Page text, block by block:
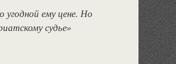
ему цене. Но
судье»